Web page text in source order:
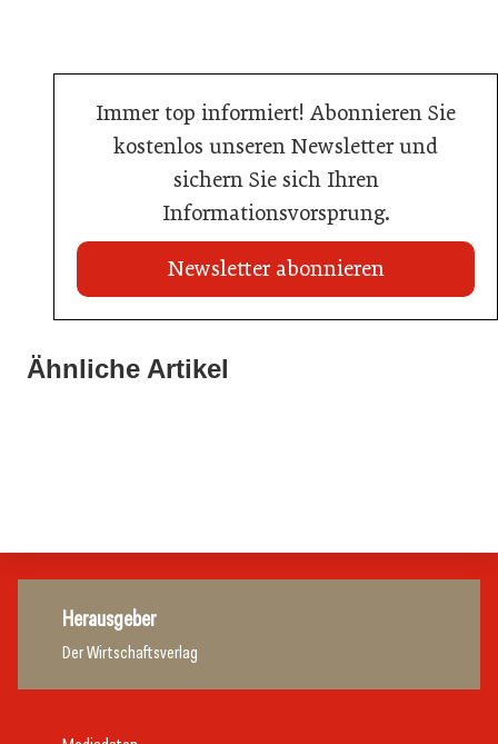
Immer top informiert! Abonnieren Sie
kostenlos unseren Newsletter und
sichern Sie sich Ihren
Informationsvorsprung.
Newsletter abonnieren
Ähnliche Artikel
20. Juli 2026
Herausgeber
Der Wirtschaftsverlag